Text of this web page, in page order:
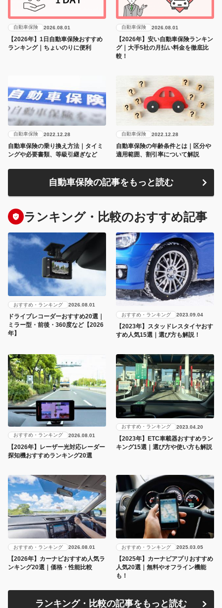
自動車保険 2026.08.01
【2026年】1日自動車保険おすすめ
ランキング｜ちょいのりに便利
自動車保険 2026.08.01
【2026年】安い自動車保険ランキン
グ｜大手5社の月払い料金を徹底比
較！
自動車保険 2022.12.28
自動車保険の乗り換え方法｜タイミ
ングや必要書類、等級引継ぎなど
自動車保険 2022.12.28
自動車保険の年齢条件とは｜区分や
適用範囲、割引率について解説
自動車保険の記事をもっと読む
ランキング・比較のおすすめ記事
おすすめ・ランキング 2026.08.01
ドライブレコーダーおすすめ20選｜
ミラー型・前後・360度など【2026
年】
おすすめ・ランキング 2023.09.04
【2023年】スタッドレスタイヤおす
すめ人気15選｜選び方も解説！
おすすめ・ランキング 2026.08.01
【2026年】レーザー光対応レーダー
探知機おすすめランキング20選
おすすめ・ランキング 2023.04.20
【2023年】ETC車載器おすすめラン
キング15選｜選び方や使い方も解説
おすすめ・ランキング 2026.08.01
【2026年】カーナビおすすめ人気ラ
ンキング20選｜価格・性能比較
おすすめ・ランキング 2025.03.05
【2025年】カーナビアプリおすすめ
人気20選｜無料やオフライン機能
も！
ランキング・比較の記事をもっと読む